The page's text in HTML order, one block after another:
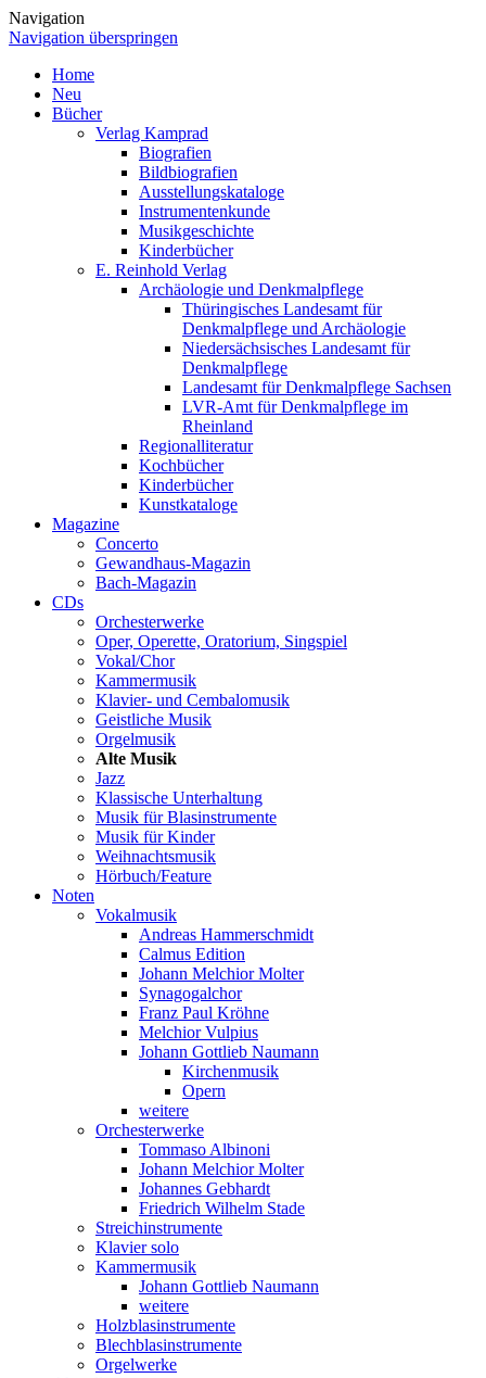
Navigation
Navigation überspringen
Home
Neu
Bücher
Verlag Kamprad
Biografien
Bildbiografien
Ausstellungskataloge
Instrumentenkunde
Musikgeschichte
Kinderbücher
E. Reinhold Verlag
Archäologie und Denkmalpflege
Thüringisches Landesamt für
Denkmalpflege und Archäologie
Niedersächsisches Landesamt für
Denkmalpflege
Landesamt für Denkmalpflege Sachsen
LVR-Amt für Denkmalpflege im
Rheinland
Regionalliteratur
Kochbücher
Kinderbücher
Kunstkataloge
Magazine
Concerto
Gewandhaus-Magazin
Bach-Magazin
CDs
Orchesterwerke
Oper, Operette, Oratorium, Singspiel
Vokal/Chor
Kammermusik
Klavier- und Cembalomusik
Geistliche Musik
Orgelmusik
Alte Musik
Jazz
Klassische Unterhaltung
Musik für Blasinstrumente
Musik für Kinder
Weihnachtsmusik
Hörbuch/Feature
Noten
Vokalmusik
Andreas Hammerschmidt
Calmus Edition
Johann Melchior Molter
Synagogalchor
Franz Paul Kröhne
Melchior Vulpius
Johann Gottlieb Naumann
Kirchenmusik
Opern
weitere
Orchesterwerke
Tommaso Albinoni
Johann Melchior Molter
Johannes Gebhardt
Friedrich Wilhelm Stade
Streichinstrumente
Klavier solo
Kammermusik
Johann Gottlieb Naumann
weitere
Holzblasinstrumente
Blechblasinstrumente
Orgelwerke